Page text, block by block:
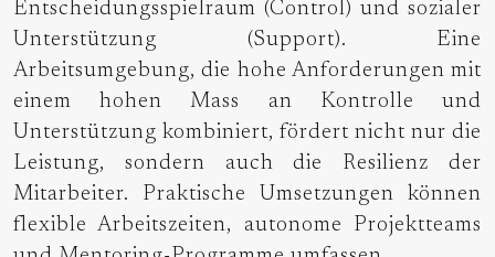
Entscheidungsspielraum (Control) und sozialer
Unterstützung (Support). Eine
Arbeitsumgebung, die hohe Anforderungen mit
einem hohen Mass an Kontrolle und
Unterstützung kombiniert, fördert nicht nur die
Leistung, sondern auch die Resilienz der
Mitarbeiter. Praktische Umsetzungen können
flexible Arbeitszeiten, autonome Projektteams